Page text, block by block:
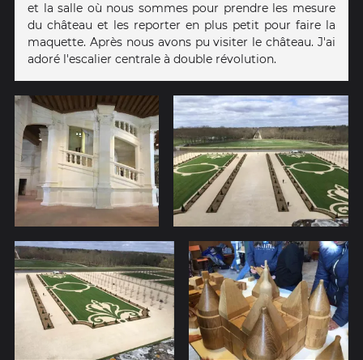
et la salle où nous sommes pour prendre les mesure
du château et les reporter en plus petit pour faire la
maquette. Après nous avons pu visiter le château. J'ai
adoré l'escalier centrale à double révolution.